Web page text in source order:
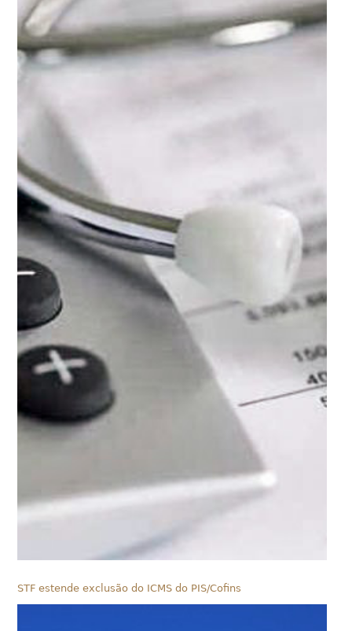
STF estende exclusão do ICMS do PIS/Cofins